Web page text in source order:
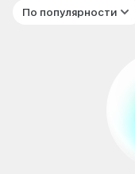
По популярности